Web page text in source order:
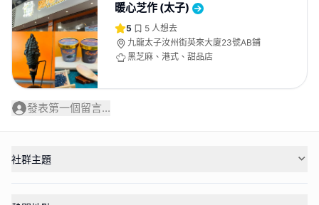
暖心芝作 (太子)
5 5 人想去
九龍太子汝州街英來大廈23號AB鋪
黑芝麻、港式、甜品店
發表第一個留言...
社群主題